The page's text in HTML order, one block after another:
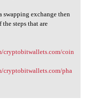
exchange then
steps that are
cryptobitwallets.com/coin
cryptobitwallets.com/pha